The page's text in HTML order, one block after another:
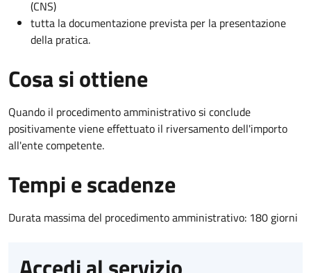
(CNS)
tutta la documentazione prevista per la presentazione
della pratica.
Cosa si ottiene
Quando il procedimento amministrativo si conclude
positivamente viene effettuato il riversamento dell'importo
all'ente competente.
Tempi e scadenze
Durata massima del procedimento amministrativo: 180 giorni